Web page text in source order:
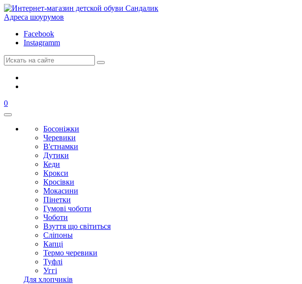
Адреса шоурумов
Facebook
Instagramm
0
Босоніжки
Черевики
В'єтнамки
Дутики
Кеди
Крокси
Кросівки
Мокасини
Пінетки
Гумові чоботи
Чоботи
Взуття що світиться
Сліпоны
Капці
Термо черевики
Туфлі
Уггі
Для хлопчиків